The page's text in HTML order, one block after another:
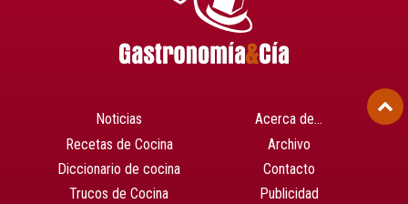
Noticias
Recetas de Cocina
Diccionario de cocina
Trucos de Cocina
Acerca de…
Archivo
Contacto
Publicidad